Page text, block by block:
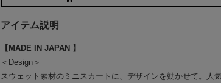
アイテム説明
【MADE IN JAPAN 】
＜Design＞
スウェット素材のミニスカートに、デザインを効かせて。人